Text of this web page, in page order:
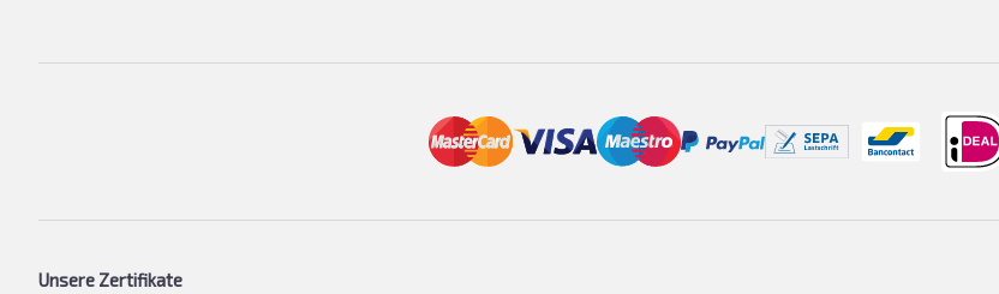
Unsere Zertifikate